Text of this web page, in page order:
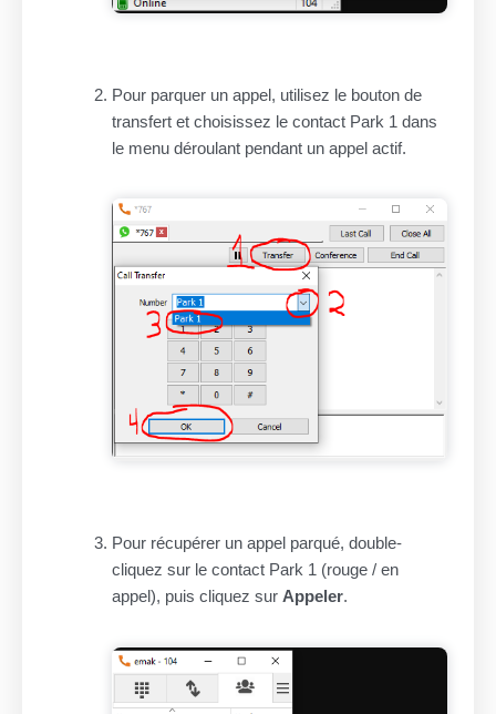
Pour parquer un appel, utilisez le bouton de
transfert et choisissez le contact Park 1 dans
le menu déroulant pendant un appel actif.
Pour récupérer un appel parqué, double-
cliquez sur le contact Park 1 (rouge / en
appel), puis cliquez sur Appeler.